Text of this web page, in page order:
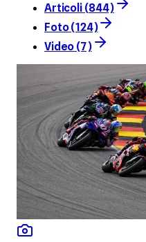
Articoli (844)
Foto (124)
Video (7)